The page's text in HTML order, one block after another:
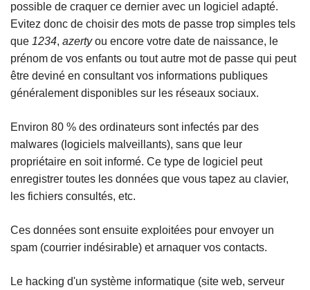
possible de craquer ce dernier avec un logiciel adapté.
Evitez donc de choisir des mots de passe trop simples tels
que 1234, azertyou encore votre date de naissance, le
prénom de vos enfants ou tout autre mot de passe qui peut
être deviné en consultant vos informations publiques
généralement disponibles sur les réseaux sociaux.
Environ 80 % des ordinateurs sont infectés par des
malwares (logiciels malveillants), sans que leur
propriétaire en soit informé. Ce type de logiciel peut
enregistrer toutes les données que vous tapez au clavier,
les fichiers consultés, etc.
Ces données sont ensuite exploitées pour envoyer un
spam (courrier indésirable) et arnaquer vos contacts.
Le hacking d'un système informatique (site web, serveur